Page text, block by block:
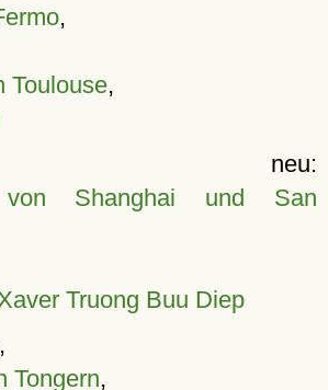
,
Toulouse,
neu:
von Shanghai und San
Truong Buu Diep
Tongern,